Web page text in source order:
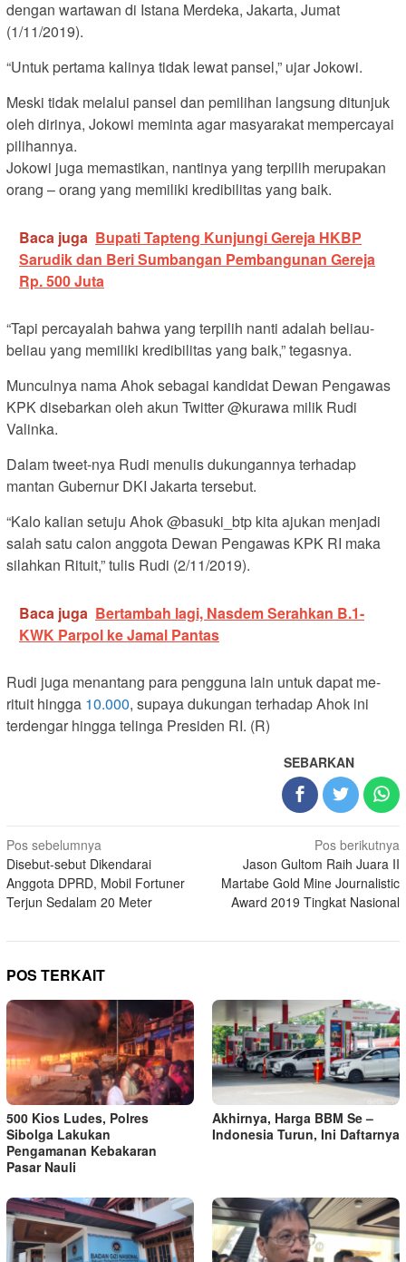
dengan wartawan di Istana Merdeka, Jakarta, Jumat
(1/11/2019).
“Untuk pertama kalinya tidak lewat pansel,” ujar Jokowi.
Meski tidak melalui pansel dan pemilihan langsung ditunjuk
oleh dirinya, Jokowi meminta agar masyarakat mempercayai
pilihannya.
Jokowi juga memastikan, nantinya yang terpilih merupakan
orang – orang yang memiliki kredibilitas yang baik.
Baca juga Bupati Tapteng Kunjungi Gereja HKBP
Sarudik dan Beri Sumbangan Pembangunan Gereja
Rp. 500 Juta
“Tapi percayalah bahwa yang terpilih nanti adalah beliau-
beliau yang memiliki kredibilitas yang baik,” tegasnya.
Munculnya nama Ahok sebagai kandidat Dewan Pengawas
KPK disebarkan oleh akun Twitter @kurawa milik Rudi
Valinka.
Dalam tweet-nya Rudi menulis dukungannya terhadap
mantan Gubernur DKI Jakarta tersebut.
“Kalo kalian setuju Ahok @basuki_btp kita ajukan menjadi
salah satu calon anggota Dewan Pengawas KPK RI maka
silahkan Rituit,” tulis Rudi (2/11/2019).
Baca juga Bertambah lagi, Nasdem Serahkan B.1-
KWK Parpol ke Jamal Pantas
Rudi juga menantang para pengguna lain untuk dapat me-
rituit hingga 10.000, supaya dukungan terhadap Ahok ini
terdengar hingga telinga Presiden RI. (R)
SEBARKAN
Navigasi
pos
Pos sebelumnya
Disebut-sebut Dikendarai
Anggota DPRD, Mobil Fortuner
Terjun Sedalam 20 Meter
Pos berikutnya
Jason Gultom Raih Juara II
Martabe Gold Mine Journalistic
Award 2019 Tingkat Nasional
POS TERKAIT
500 Kios Ludes, Polres
Sibolga Lakukan
Pengamanan Kebakaran
Pasar Nauli
Akhirnya, Harga BBM Se –
Indonesia Turun, Ini Daftarnya